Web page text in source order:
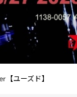
ユーズド】